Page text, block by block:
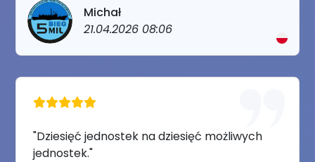
Michał
21.04.2026 08:06
"Dziesięć jednostek na dziesięć możliwych
jednostek."